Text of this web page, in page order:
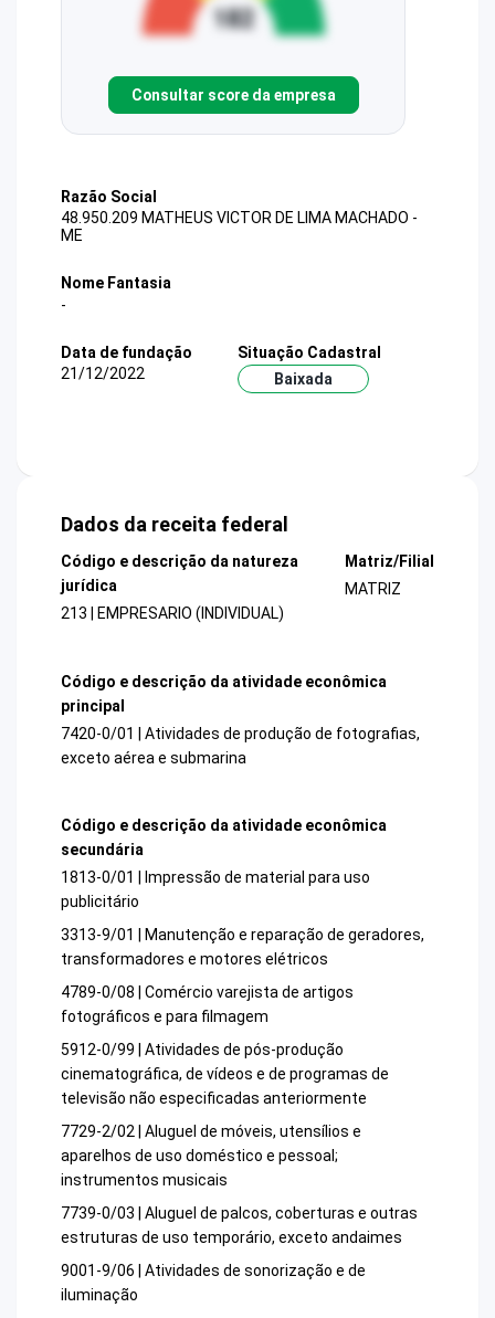
Consultar score da empresa
Razão Social
48.950.209 MATHEUS VICTOR DE LIMA MACHADO -
ME
Nome Fantasia
-
Data de fundação
21/12/2022
Situação Cadastral
Baixada
Dados da receita federal
Código e descrição da natureza
jurídica
213 | EMPRESARIO (INDIVIDUAL)
Matriz/Filial
MATRIZ
Código e descrição da atividade econômica
principal
7420-0/01 | Atividades de produção de fotografias,
exceto aérea e submarina
Código e descrição da atividade econômica
secundária
1813-0/01 | Impressão de material para uso
publicitário
3313-9/01 | Manutenção e reparação de geradores,
transformadores e motores elétricos
4789-0/08 | Comércio varejista de artigos
fotográficos e para filmagem
5912-0/99 | Atividades de pós-produção
cinematográfica, de vídeos e de programas de
televisão não especificadas anteriormente
7729-2/02 | Aluguel de móveis, utensílios e
aparelhos de uso doméstico e pessoal;
instrumentos musicais
7739-0/03 | Aluguel de palcos, coberturas e outras
estruturas de uso temporário, exceto andaimes
9001-9/06 | Atividades de sonorização e de
iluminação